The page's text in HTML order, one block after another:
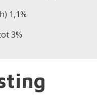
1,1%
3%